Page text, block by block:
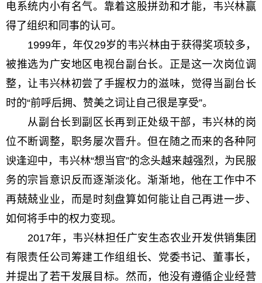
电系统内小有名气。靠着这股拼劲和才能，韦兴林赢
得了组织和同事的认可。
1999年，年仅29岁的韦兴林由于获得奖项较多，
被推选为广安地区电视台副台长。正是这一次岗位调
整，让韦兴林初尝了手握权力的滋味，觉得当副台长
时的“前呼后拥、赞美之词让自己很是享受”。
从副台长到副区长再到正处级干部，韦兴林的岗
位不断调整，职务屡次晋升。但在随之而来的各种阿
谀逢迎中，韦兴林“想当官”的念头越来越强烈，为民服
务的宗旨意识反而逐渐淡化。渐渐地，他在工作中不
再兢兢业业，而是时刻盘算如何能让自己再进一步、
如何将手中的权力变现。
2017年，韦兴林担任广安生态农业开发供销集团
有限责任公司筹建工作组组长、党委书记、董事长，
并提出了若干发展目标。然而，他没有遵循企业经营